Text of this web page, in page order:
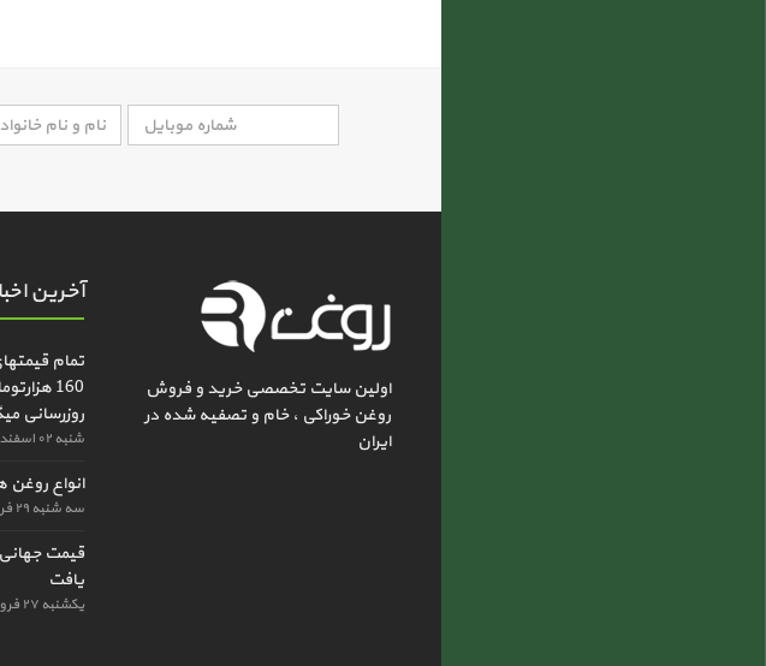
اولین سایت تخصصی خرید و فروش
روغن خوراکی ، خام و تصفیه شده در
ایران
آخرین
تمام
160
روزرسانی
شنبه ۰۲ اسفند ۱۴۰۴
انواع روغن
سه شنبه ۲۹ فروردین ۱۴۰۲
قیمت
یافت
یکشنبه ۲۷ فروردین ۱۴۰۲